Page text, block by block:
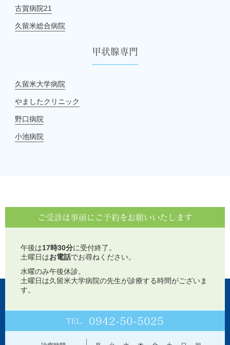
古賀病院21
久留米総合病院
甲状腺専門
久留米大学病院
やましたクリニック
野口病院
小池病院
TEL. 0942-50-5025
ご受診は事前にご予約をお願いいたします
午後は17時30分に受付終了。
土曜日はお電話でお尋ねください。
水曜のみ午後休診。
土曜日は久留米大学病院の先生が診療する時間がございま
す。